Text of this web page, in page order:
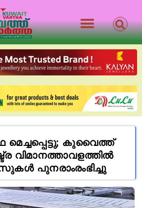
മെച്ചപ്പെട്ടു; കുവൈത്ത്
വിമാനത്താവളത്തിൽ
പുനരാംരംഭിച്ചു